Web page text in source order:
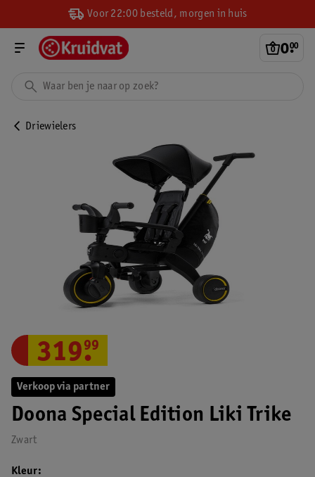
Voor 22:00 besteld, morgen in huis
0.
00
Driewielers
Verkoop via partner
Doona Special Edition Liki Trike
Zwart
319.
99
Kleur